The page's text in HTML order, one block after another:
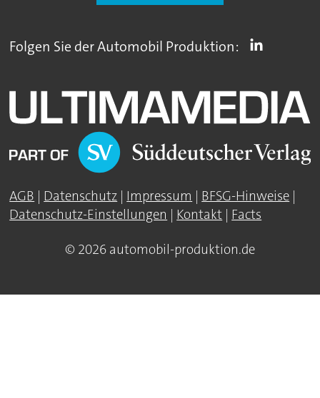
Folgen Sie der Automobil Produktion:
AGB | Datenschutz | Impressum | BFSG-Hinweise |
Datenschutz-Einstellungen | Kontakt | Facts
© 2026 automobil-produktion.de